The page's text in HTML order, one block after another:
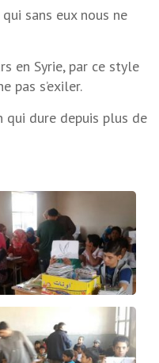
sans eux nous ne
en Syrie, par ce style
pas s’exiler.
dure depuis plus de